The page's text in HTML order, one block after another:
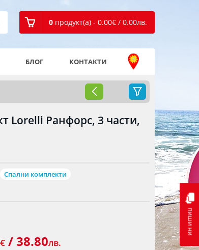
0 продукт(а) - 0.00€ / 0.00лв.
пиши ни
БЛОГ КОНТАКТИ
Lorelli Ранфорс, 3 части,
Спални комплекти
€ / 38.80лв.